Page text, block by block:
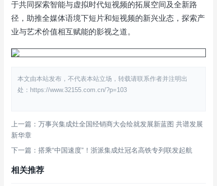
于共同探索智能与虚拟时代短视频的拓展空间及全新路
径，助推全媒体语境下短片和短视频的新兴业态，探索产
业与艺术价值相互赋能的影视之道。
本文由本站发布，不代表本站立场，转载请联系作者并注明出
处：https://www.32155.com.cn/?p=103
上一篇：万事兴集成灶全国经销商大会绘就发展新蓝图 共谱发展
新华章
下一篇：搭乘“中国速度”！浙派集成灶冠名高铁专列联发起航
相关推荐